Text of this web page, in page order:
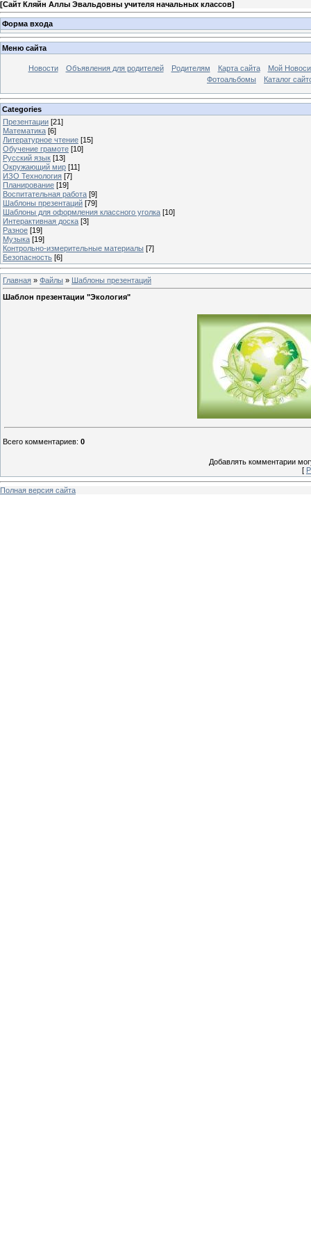
[Сайт Кляйн Аллы Эвальдовны учителя начальных классов]
Форма входа
Меню сайта
Новости Объявления для родителей Родителям Карта сайта
Мой
Фотоальбомы
Каталог
Categories
Презентации [21]
Математика [6]
Литературное чтение [15]
Обучение грамоте [10]
Русский язык [13]
Окружающий мир [11]
ИЗО Технология [7]
Планирование [19]
Воспитательная работа [9]
Шаблоны презентаций [79]
Шаблоны для оформления классного уголка [10]
Интерактивная доска [3]
Разное [19]
Музыка [19]
Контрольно-измерительные материалы [7]
Безопасность [6]
Главная » Файлы » Шаблоны презентаций
Шаблон презентации "Экология"
Всего комментариев: 0
Добавлять комментарии
[
Полная версия сайта